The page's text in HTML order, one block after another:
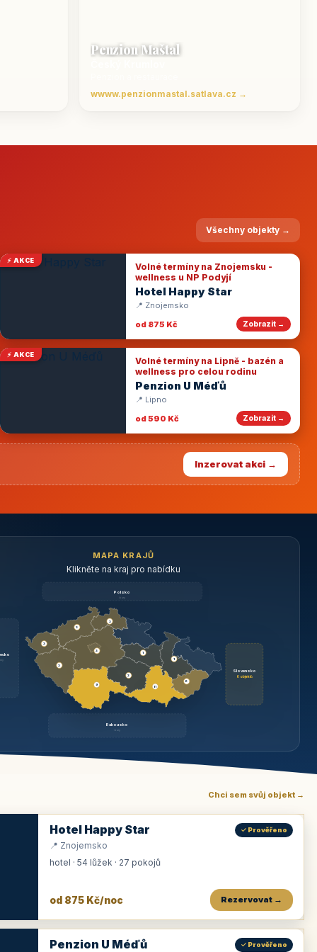
Penzion Maštal
wwww.penzionmastal.satlava.cz →
Všechny objekty →
⚡ AKCE
Volné termíny na Znojemsku -
wellness u NP Podyjí
Hotel Happy Star
📍 Znojemsko
od 875 Kč
Zobrazit →
⚡ AKCE
Volné termíny na Lipně - bazén a
wellness pro celou rodinu
Penzion U Méďů
📍 Lipno
od 590 Kč
Zobrazit →
Inzerovat akci →
MAPA KRAJŮ
Klikněte na kraj pro nabídku
Polsko
brzy
Slovensko
6 objektů
Rakousko
brzy
3
9
3
3
3
3
1
2
11
1
6
Chci sem svůj objekt →
Hotel Happy Star ✓ Prověřeno
📍 Znojemsko
hotel · 54 lůžek · 27 pokojů
od 875 Kč/noc Rezervovat →
Penzion U Méďů ✓ Prověřeno